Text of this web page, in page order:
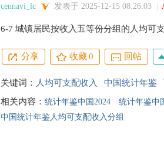
cennavi_lc 发表于 2025-12-15 08:26:03
6-7 城镇居民按收入五等份分组的人均可
分享 收藏0 回帖
关键词： 人均可支配收入 中国统计年鉴
相关内容： 统计年鉴中国2024 统计年鉴中
中国统计年鉴人均可支配收入分组